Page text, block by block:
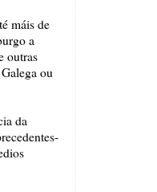
máis de
a
outras
ou
da